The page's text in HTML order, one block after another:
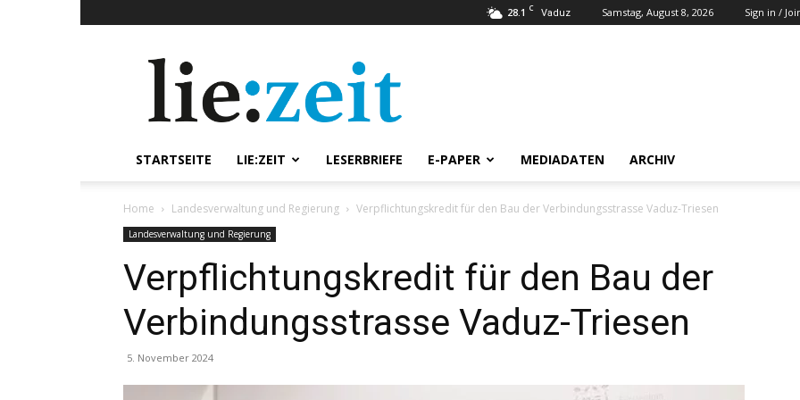
28.1 C Vaduz Samstag, August 8, 2026 Sign in /
STARTSEITE LIE:ZEIT LESERBRIEFE E-PAPER MEDIADATEN ARCHIV
Home Landesverwaltung und Regierung Verpflichtungskredit für den Bau der Verbindungsstrasse Vaduz-Triesen
Landesverwaltung und Regierung
Verpflichtungskredit für den Bau der
Verbindungsstrasse Vaduz-Triesen
5. November 2024